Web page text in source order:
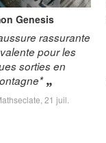
Genesis
rassurante
pour les
sorties en
21 juil.